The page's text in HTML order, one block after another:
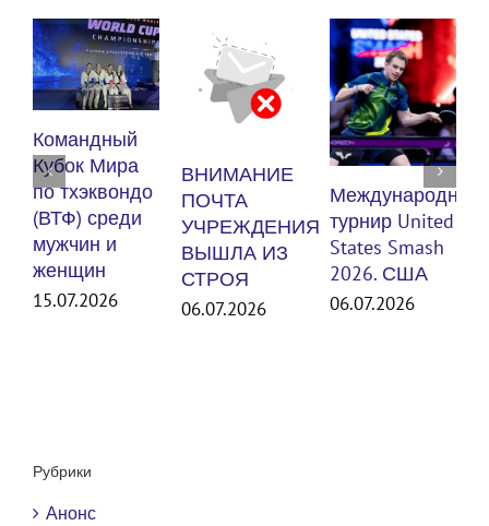
Командный
Кубок Мира
по тхэквондо
(ВТФ) среди
мужчин и
женщин
15.07.2026
ВНИМАНИЕ
ПОЧТА
УЧРЕЖДЕНИЯ
ВЫШЛА ИЗ
СТРОЯ
06.07.2026
Международный
турнир United
States Smash
2026. США
06.07.2026
Рубрики
Анонс